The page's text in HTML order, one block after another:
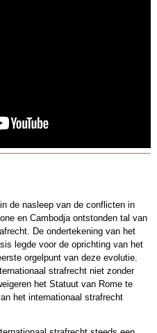
de nasleep van de conflicten in
en Cambodja ontstonden tal van
De ondertekening van het
legde voor de oprichting van het
orgelpunt van deze evolutie.
strafrecht niet zonder
het Statuut van Rome te
het internationaal strafrecht